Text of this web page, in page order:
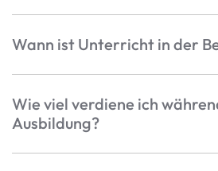
Wann ist Unterricht in der
Wie viel verdiene ich
Ausbildung?